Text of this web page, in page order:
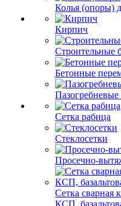
Колья (опоры)
Кирпич
Строительные
Бетонные
Сетка рабица
Стеклосетки
Просечно-
Сетка сварная
КСП,